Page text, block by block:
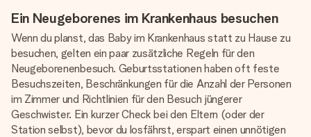
Ein Neugeborenes im Krankenhaus besuchen
Wenn du planst, das Baby im Krankenhaus statt zu Hause zu
besuchen, gelten ein paar zusätzliche Regeln für den
Neugeborenenbesuch. Geburtsstationen haben oft feste
Besuchszeiten, Beschränkungen für die Anzahl der Personen
im Zimmer und Richtlinien für den Besuch jüngerer
Geschwister. Ein kurzer Check bei den Eltern (oder der
Station selbst), bevor du losfährst, erspart einen unnötigen